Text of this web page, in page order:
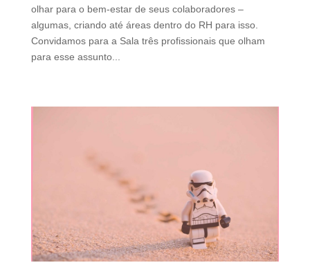
olhar para o bem-estar de seus colaboradores –
algumas, criando até áreas dentro do RH para isso.
Convidamos para a Sala três profissionais que olham
para esse assunto...